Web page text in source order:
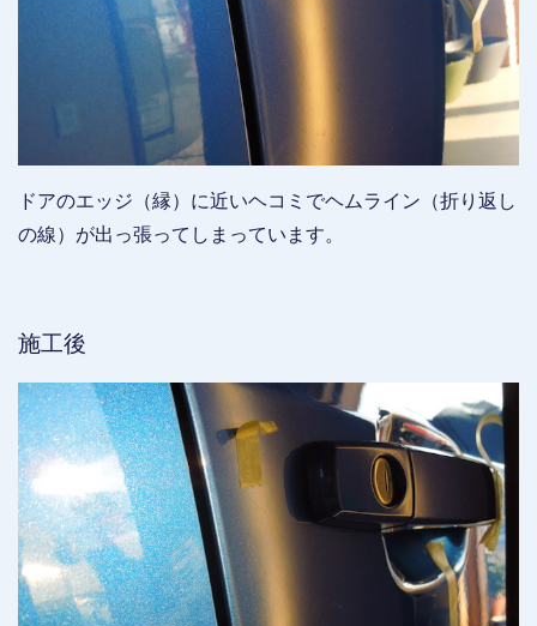
ドアのエッジ（縁）に近いヘコミでヘムライン（折り返し
の線）が出っ張ってしまっています。
施工後